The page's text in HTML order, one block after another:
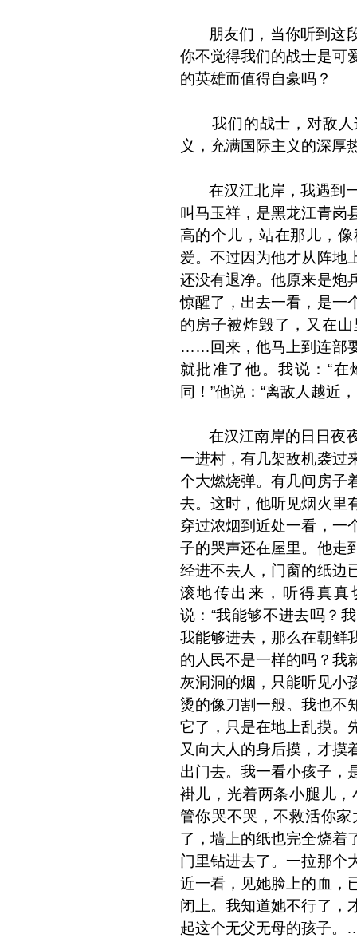
朋友们，当你听到这段
你不觉得我们的战士是可
的英雄而值得自豪吗？
我们的战士，对敌人
义，充满国际主义的深厚
在汉江北岸，我遇到一
叫马玉祥，是黑龙江青岗
高的个儿，站在那儿，
爱。不过因为他才从阵地
还没有退净。他原来是炮
惊醒了，出去一看，是一
的房子被炸毁了，又在
……回来，他马上到连部
就批准了他。我说：“在
同！”他说：“离敌人越近
在汉江南岸的日日夜夜
一进村，有几架敌机袭过
个大燃烧弹。有几间房子
去。这时，他听见烟火里
穿过浓烟到近处一看，一
子的哭声还在屋里。他走
经进不去人，门窗的纸边
滚地传出来，听得真
说：“我能够不进去吗？
我能够进去，那么在朝鲜
的人民不是一样的吗？我
灰洞洞的烟，只能听见小
烫的像刀割一般。我也不
它了，只是在地上乱摸。
又向大人的身后摸，才摸
出门去。我一看小孩子，
褂儿，光着两条小腿儿，
管你哭不哭，不救活你家
了，墙上的纸也完全烧着
门里钻进去了。一拉那个
近一看，见她脸上的血，
闭上。我知道她不行了，
起这个无父无母的孩子